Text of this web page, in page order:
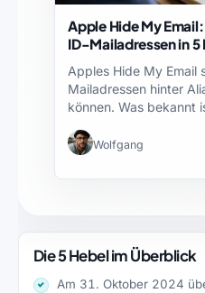
Apple Hide My
ID-Mailadressen in
Apples Hide My
Mailadressen hinter
können. Was bekannt
Wolfgang
Die 5 Hebel im Überblick
Am 31. Oktober 2024